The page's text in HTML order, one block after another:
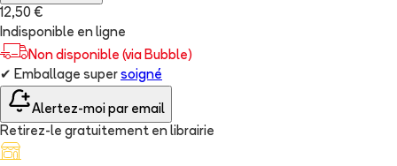
12,50 €
Indisponible en ligne
Non disponible (via Bubble)
✔ Emballage super soigné
Alertez-moi par email
Retirez-le gratuitement en librairie